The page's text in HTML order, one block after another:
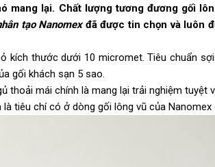
mang lại. Chất lượng tương đương gối
tạo Nanomexđã được tin chọn và luôn
kích thước dưới 10 micromet. Tiêu chuẩn
gối khách sạn 5 sao.
thoải mái chính là mang lại trải nghiệm tuyệt
tiêu chí có ở dòng gối lông vũ của Nanomex